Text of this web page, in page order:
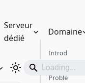
Serveur
dédié
Domaine
Introd
uction
Problè